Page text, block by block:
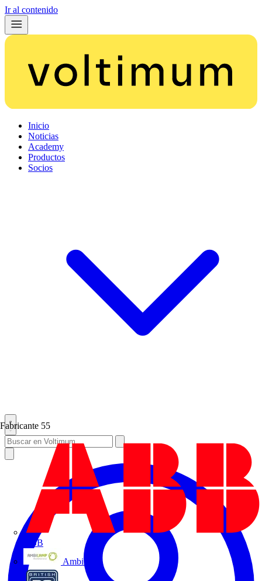
Ir al contenido
Inicio
Noticias
Academy
Productos
Socios
Fabricante 55
ABB
Ambilamp